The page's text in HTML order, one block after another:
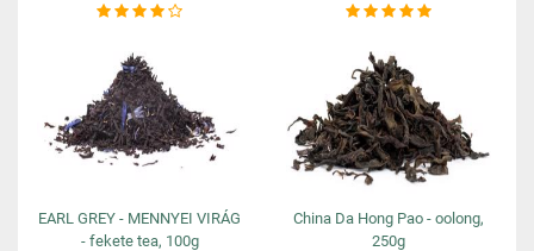
EARL GREY - MENNYEI VIRÁG
- fekete tea, 100g
China Da Hong Pao - oolong,
250g